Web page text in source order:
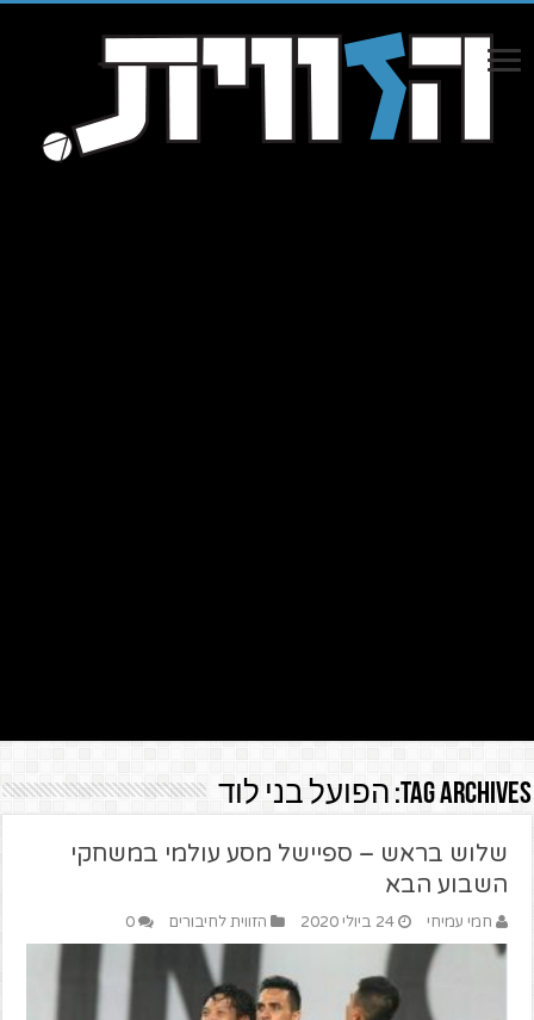
Tag Archives: הפועל בני לוד
שלוש בראש – ספיישל מסע עולמי במשחקי
השבוע הבא
חמי עמיחי 24 ביולי 2020 הזווית לחיבורים 0